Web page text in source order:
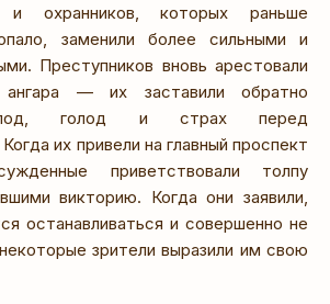
и охранников, которых раньше
заменили более сильными и
Преступников вновь арестовали
— их заставили обратно
голод и страх перед
их привели на главный проспект
приветствовали толпу
викторию. Когда они заявили,
останавливаться и совершенно не
зрители выразили им свою